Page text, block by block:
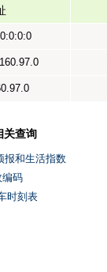
关查询
报和生活指数
码
时刻表